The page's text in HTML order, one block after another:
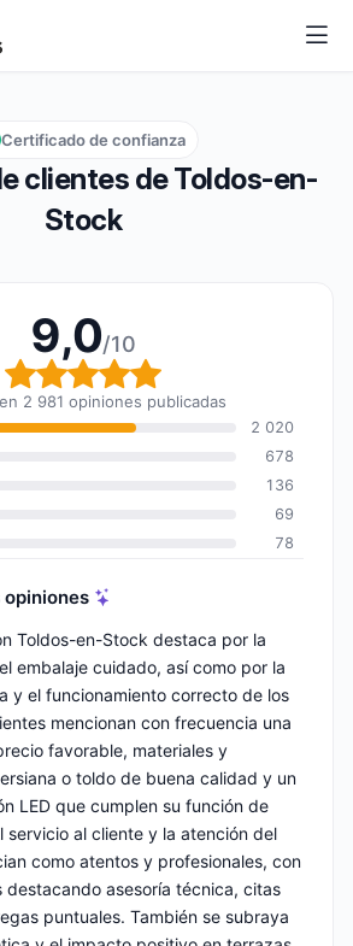
de 10
clientes de Toldos-en-
Stock
Certificado de confianza
9,0/10
Calificación global: 9,0
2 981 opiniones publicadas
2 020
678
136
69
78
opiniones
Toldos-en-Stock destaca por la
embalaje cuidado, así como por la
y el funcionamiento correcto de los
mencionan con frecuencia una
favorable, materiales y
o toldo de buena calidad y un
LED que cumplen su función de
servicio al cliente y la atención del
como atentos y profesionales, con
destacando asesoría técnica, citas
puntuales. También se subraya